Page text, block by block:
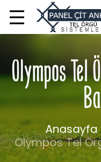
Olympos Tel
Anasayfa
Olympos Tel